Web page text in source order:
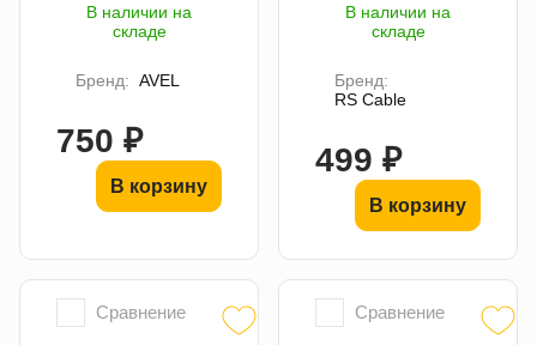
В наличии на
складе
Бренд: AVEL
750 ₽
В корзину
В наличии на
складе
Бренд:
RS Cable
499 ₽
В корзину
Сравнение Сравнение